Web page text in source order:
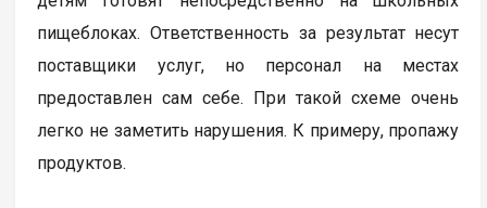
пищеблоках. Ответственность за результат несут
поставщики услуг, но персонал на местах
предоставлен сам себе. При такой схеме очень
легко не заметить нарушения. К примеру, пропажу
продуктов.